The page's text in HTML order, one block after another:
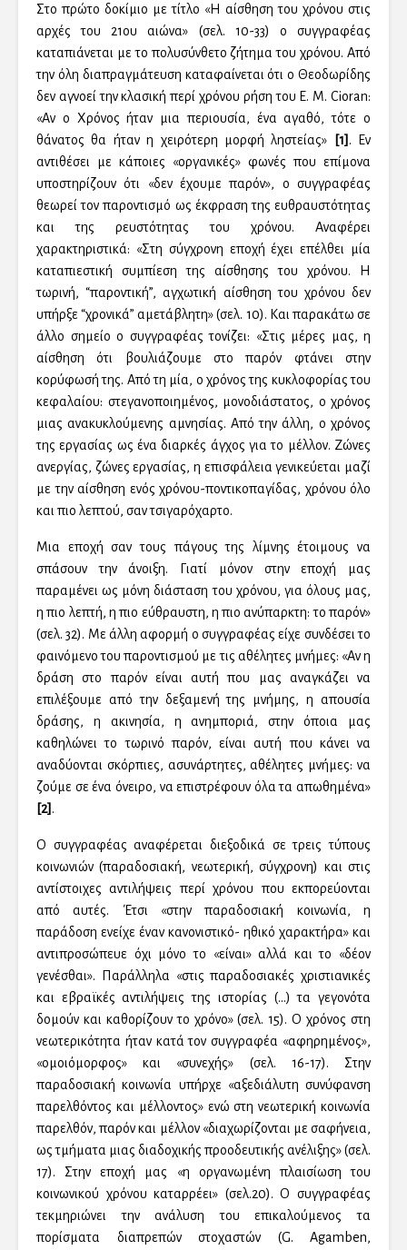
Στο πρώτο δοκίμιο με τίτλο «Η αίσθηση του χρόνου στις
αρχές του 21ου αιώνα» (σελ. 10-33) ο συγγραφέας
καταπιάνεται με το πολυσύνθετο ζήτημα του χρόνου. Από
την όλη διαπραγμάτευση καταφαίνεται ότι ο Θεοδωρίδης
δεν αγνοεί την κλασική περί χρόνου ρήση του E. M. Cioran:
«Αν ο Χρόνος ήταν μια περιουσία, ένα αγαθό, τότε ο
θάνατος θα ήταν η χειρότερη μορφή ληστείας»
[1] . Εν
αντιθέσει με κάποιες «οργανικές» φωνές που επίμονα
υποστηρίζουν ότι «δεν έχουμε παρόν», ο συγγραφέας
θεωρεί τον παροντισμό ως έκφραση της ευθραυστότητας
και της ρευστότητας του χρόνου. Αναφέρει
χαρακτηριστικά: «Στη σύγχρονη εποχή έχει επέλθει μία
καταπιεστική συμπίεση της αίσθησης του χρόνου. Η
τωρινή, “παροντική”, αγχωτική αίσθηση του χρόνου δεν
υπήρξε “χρονικά” αμετάβλητη» (σελ. 10). Και παρακάτω σε
άλλο σημείο ο συγγραφέας τονίζει: «Στις μέρες μας, η
αίσθηση ότι βουλιάζουμε στο παρόν φτάνει στην
κορύφωσή της. Από τη μία, ο χρόνος της κυκλοφορίας του
κεφαλαίου: στεγανοποιημένος, μονοδιάστατος, ο χρόνος
μιας ανακυκλούμενης αμνησίας. Από την άλλη, ο χρόνος
της εργασίας ως ένα διαρκές άγχος για το μέλλον. Ζώνες
ανεργίας, ζώνες εργασίας, η επισφάλεια γενικεύεται μαζί
με την αίσθηση ενός χρόνου-ποντικοπαγίδας, χρόνου όλο
και πιο λεπτού, σαν τσιγαρόχαρτο.
Μια εποχή σαν τους πάγους της λίμνης έτοιμους να
σπάσουν την άνοιξη. Γιατί μόνον στην εποχή μας
παραμένει ως μόνη διάσταση του χρόνου, για όλους μας,
η πιο λεπτή, η πιο εύθραυστη, η πιο ανύπαρκτη: το παρόν»
(σελ. 32). Με άλλη αφορμή ο συγγραφέας είχε συνδέσει το
φαινόμενο του παροντισμού με τις αθέλητες μνήμες: «Αν η
δράση στο παρόν είναι αυτή που μας αναγκάζει να
επιλέξουμε από την δεξαμενή της μνήμης, η απουσία
δράσης, η ακινησία, η ανημποριά, στην όποια μας
καθηλώνει το τωρινό παρόν, είναι αυτή που κάνει να
αναδύονται σκόρπιες, ασυνάρτητες, αθέλητες μνήμες: να
ζούμε σε ένα όνειρο, να επιστρέφουν όλα τα απωθημένα»
[2] .
Ο συγγραφέας αναφέρεται διεξοδικά σε τρεις τύπους
κοινωνιών (παραδοσιακή, νεωτερική, σύγχρονη) και στις
αντίστοιχες αντιλήψεις περί χρόνου που εκπορεύονται
από αυτές. Έτσι «στην παραδοσιακή κοινωνία, η
παράδοση ενείχε έναν κανονιστικό- ηθικό χαρακτήρα» και
αντιπροσώπευε όχι μόνο το «είναι» αλλά και το «δέον
γενέσθαι». Παράλληλα «στις παραδοσιακές χριστιανικές
και εβραϊκές αντιλήψεις της ιστορίας (…) τα γεγονότα
δομούν και καθορίζουν το χρόνο» (σελ. 15). Ο χρόνος στη
νεωτερικότητα ήταν κατά τον συγγραφέα «αφηρημένος»,
«ομοιόμορφος» και «συνεχής» (σελ. 16-17). Στην
παραδοσιακή κοινωνία υπήρχε «αξεδιάλυτη συνύφανση
παρελθόντος και μέλλοντος» ενώ στη νεωτερική κοινωνία
παρελθόν, παρόν και μέλλον «διαχωρίζονται με σαφήνεια,
ως τμήματα μιας διαδοχικής προοδευτικής ανέλιξης» (σελ.
17). Στην εποχή μας «η οργανωμένη πλαισίωση του
κοινωνικού χρόνου καταρρέει» (σελ.20). Ο συγγραφέας
τεκμηριώνει την ανάλυση του επικαλούμενος τα
πορίσματα διαπρεπών στοχαστών (G. Agamben,